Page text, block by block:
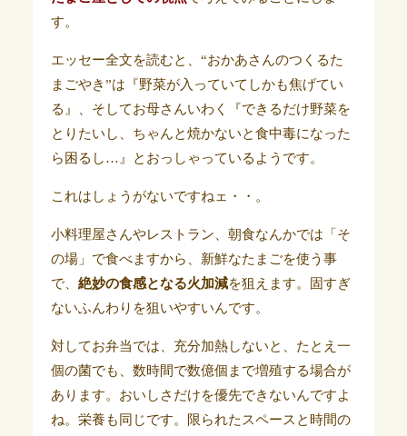
す。
エッセー全文を読むと、“おかあさんのつくるた
まごやき”は『野菜が入っていてしかも焦げてい
る』、そしてお母さんいわく『できるだけ野菜を
とりたいし、ちゃんと焼かないと食中毒になった
ら困るし…』とおっしゃっているようです。
これはしょうがないですねェ・・。
小料理屋さんやレストラン、朝食なんかでは「そ
の場」で食べますから、新鮮なたまごを使う事
で、 絶妙の食感となる火加減を狙えます。固すぎ
ないふんわりを狙いやすいんです。
対してお弁当では、充分加熱しないと、たとえ一
個の菌でも、数時間で数億個まで増殖する場合が
あります。おいしさだけを優先できないんですよ
ね。栄養も同じです。限られたスペースと時間の